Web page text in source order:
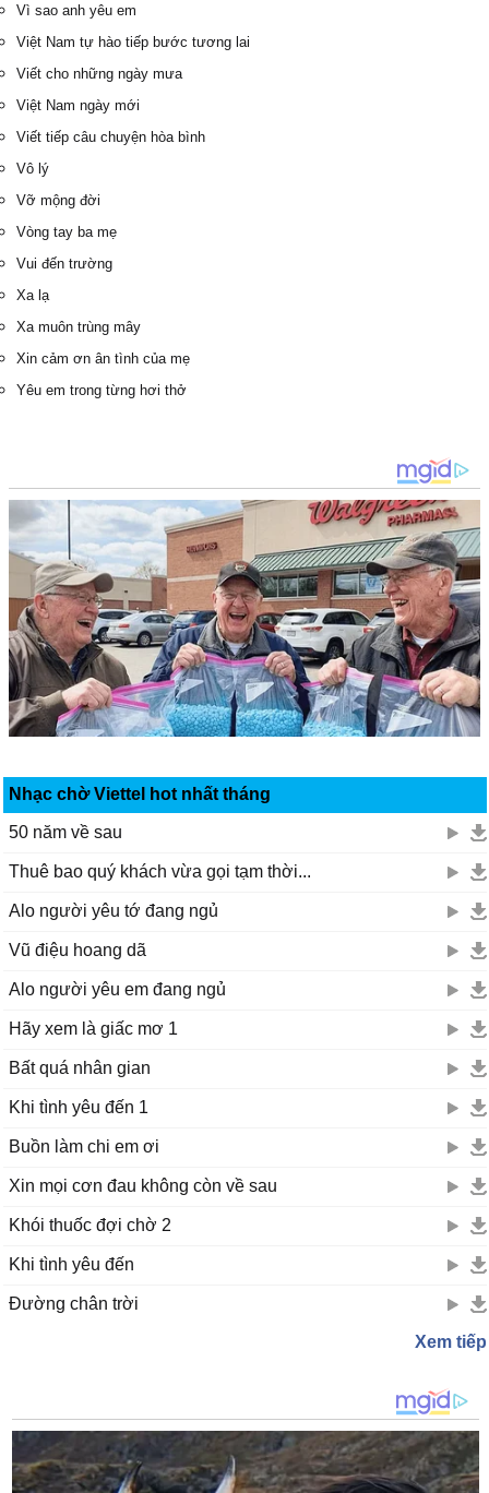
Vì sao anh yêu em
Việt Nam tự hào tiếp bước tương lai
Viết cho những ngày mưa
Việt Nam ngày mới
Viết tiếp câu chuyện hòa bình
Vô lý
Vỡ mộng đời
Vòng tay ba mẹ
Vui đến trường
Xa lạ
Xa muôn trùng mây
Xin cảm ơn ân tình của mẹ
Yêu em trong từng hơi thở
Nhạc chờ Viettel hot nhất tháng
50 năm về sau
Thuê bao quý khách vừa gọi tạm thời...
Alo người yêu tớ đang ngủ
Vũ điệu hoang dã
Alo người yêu em đang ngủ
Hãy xem là giấc mơ 1
Bất quá nhân gian
Khi tình yêu đến 1
Buồn làm chi em ơi
Xin mọi cơn đau không còn về sau
Khói thuốc đợi chờ 2
Khi tình yêu đến
Đường chân trời
Xem tiếp